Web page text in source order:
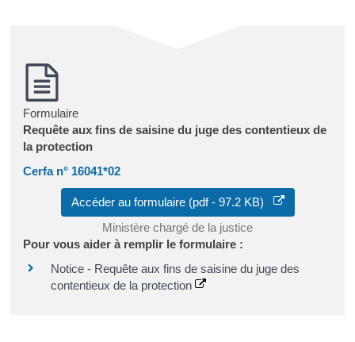
Formulaire
Requête aux fins de saisine du juge des contentieux de
la protection
Cerfa n° 16041*02
Accéder au formulaire (pdf - 97.2 KB)
Ministère chargé de la justice
Pour vous aider à remplir le formulaire :
Notice - Requête aux fins de saisine du juge des
contentieux de la protection